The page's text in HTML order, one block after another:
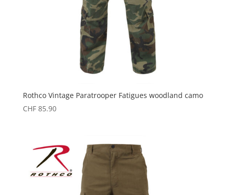
Rothco Vintage Paratrooper Fatigues woodland camo
CHF85.90